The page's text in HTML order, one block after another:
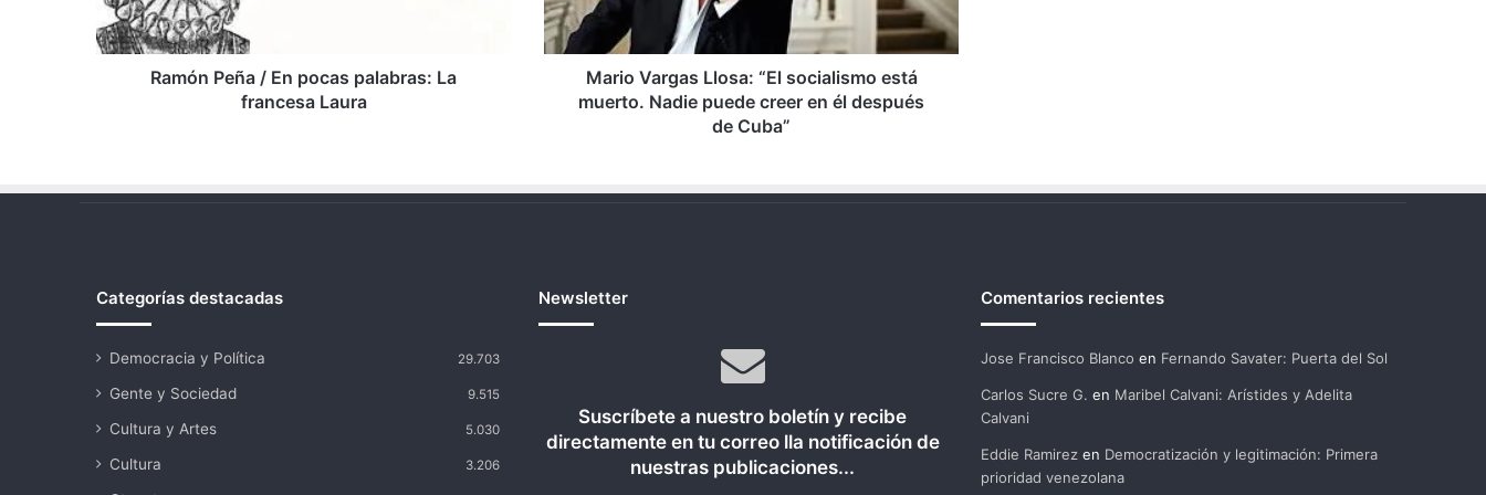
La
francesa
Laura
Ramón Peña / En pocas palabras: La
francesa Laura
muerto.
Nadie
puede
Cuba”
Mario Vargas Llosa: “El socialismo está
muerto. Nadie puede creer en él después
de Cuba”
Categorías destacadas
Democracia y Política 29.703
Gente y Sociedad 9.515
Cultura y Artes 5.030
Cultura 3.206
Newsletter
Suscríbete a nuestro boletín y recibe
directamente en tu correo lla notificación de
nuestras publicaciones...
Comentarios recientes
Jose Francisco Blanco en Fernando Savater: Puerta del Sol
Carlos Sucre G. en Maribel Calvani: Arístides y Adelita
Calvani
Eddie Ramirezen Democratización y legitimación: Primera
prioridad venezolana